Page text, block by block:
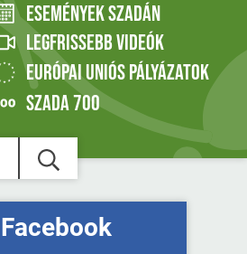
ESEMÉNYEK SZADÁN
LEGFRISSEBB VIDEÓK
EURÓPAI UNIÓS PÁLYÁZATOK
SZADA 700
Facebook